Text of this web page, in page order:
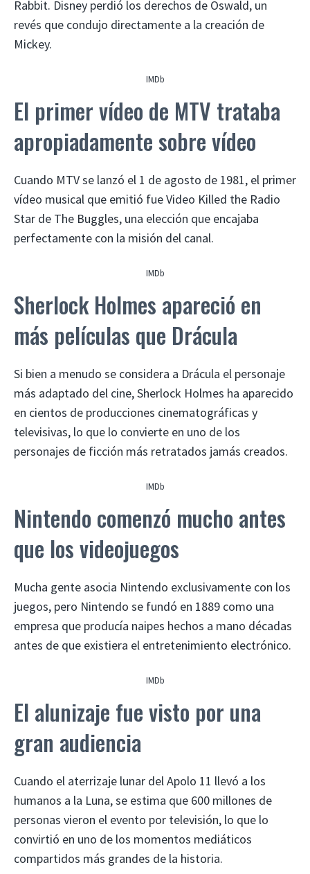
Rabbit. Disney perdió los derechos de Oswald, un
revés que condujo directamente a la creación de
Mickey.
IMDb
El primer vídeo de MTV trataba
apropiadamente sobre vídeo
Cuando MTV se lanzó el 1 de agosto de 1981, el primer
vídeo musical que emitió fue Video Killed the Radio
Star de The Buggles, una elección que encajaba
perfectamente con la misión del canal.
IMDb
Sherlock Holmes apareció en
más películas que Drácula
Si bien a menudo se considera a Drácula el personaje
más adaptado del cine, Sherlock Holmes ha aparecido
en cientos de producciones cinematográficas y
televisivas, lo que lo convierte en uno de los
personajes de ficción más retratados jamás creados.
IMDb
Nintendo comenzó mucho antes
que los videojuegos
Mucha gente asocia Nintendo exclusivamente con los
juegos, pero Nintendo se fundó en 1889 como una
empresa que producía naipes hechos a mano décadas
antes de que existiera el entretenimiento electrónico.
IMDb
El alunizaje fue visto por una
gran audiencia
Cuando el aterrizaje lunar del Apolo 11 llevó a los
humanos a la Luna, se estima que 600 millones de
personas vieron el evento por televisión, lo que lo
convirtió en uno de los momentos mediáticos
compartidos más grandes de la historia.